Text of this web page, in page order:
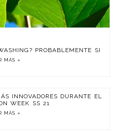
PROBABLEMENTE SI
MÁS »
INNOVADORES DURANTE EL
WEEK SS 21
MÁS »